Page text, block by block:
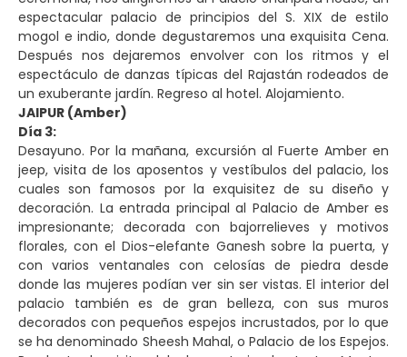
espectacular palacio de principios del S. XIX de estilo
mogol e indio, donde degustaremos una exquisita Cena.
Después nos dejaremos envolver con los ritmos y el
espectáculo de danzas típicas del Rajastán rodeados de
un exuberante jardín. Regreso al hotel. Alojamiento.
JAIPUR (Amber)
Día 3:
Desayuno. Por la mañana, excursión al Fuerte Amber en
jeep, visita de los aposentos y vestíbulos del palacio, los
cuales son famosos por la exquisitez de su diseño y
decoración. La entrada principal al Palacio de Amber es
impresionante; decorada con bajorrelieves y motivos
florales, con el Dios-elefante Ganesh sobre la puerta, y
con varios ventanales con celosías de piedra desde
donde las mujeres podían ver sin ser vistas. El interior del
palacio también es de gran belleza, con sus muros
decorados con pequeños espejos incrustados, por lo que
se ha denominado Sheesh Mahal, o Palacio de los Espejos.